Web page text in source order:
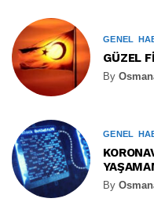
GENEL
GÜZEL
By
GENEL
By